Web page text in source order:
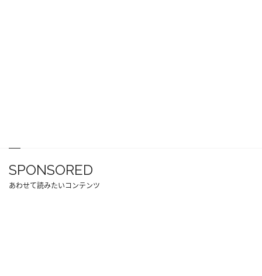
SPONSORED
あわせて読みたいコンテンツ